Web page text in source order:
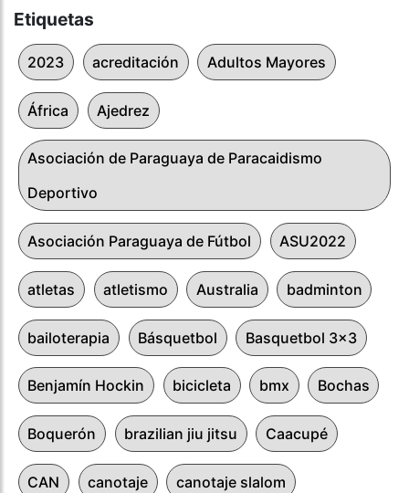
Etiquetas
2023 acreditación Adultos Mayores
África Ajedrez
Asociación de Paraguaya de Paracaidismo
Deportivo
Asociación Paraguaya de Fútbol ASU2022
atletas atletismo Australia badminton
bailoterapia Básquetbol Basquetbol 3x3
Benjamín Hockin bicicleta bmx Bochas
Boquerón brazilian jiu jitsu Caacupé
CAN canotaje canotaje slalom